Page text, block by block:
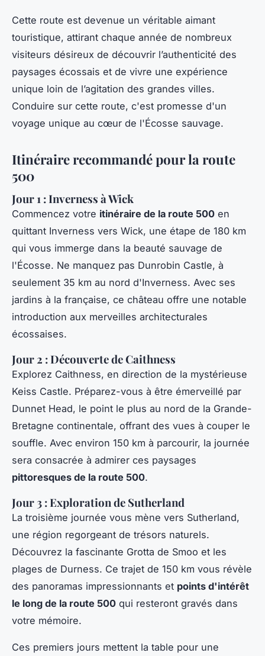
Cette route est devenue un véritable aimant
touristique, attirant chaque année de nombreux
visiteurs désireux de découvrir l’authenticité des
paysages écossais et de vivre une expérience
unique loin de l’agitation des grandes villes.
Conduire sur cette route, c'est promesse d'un
voyage unique au cœur de l'Écosse sauvage.
Itinéraire recommandé pour la route
500
Jour 1 : Inverness à Wick
Commencez votre itinéraire de la route 500 en
quittant Inverness vers Wick, une étape de 180 km
qui vous immerge dans la beauté sauvage de
l'Écosse. Ne manquez pas Dunrobin Castle, à
seulement 35 km au nord d'Inverness. Avec ses
jardins à la française, ce château offre une notable
introduction aux merveilles architecturales
écossaises.
Jour 2 : Découverte de Caithness
Explorez Caithness, en direction de la mystérieuse
Keiss Castle. Préparez-vous à être émerveillé par
Dunnet Head, le point le plus au nord de la Grande-
Bretagne continentale, offrant des vues à couper le
souffle. Avec environ 150 km à parcourir, la journée
sera consacrée à admirer ces paysages
pittoresques de la route 500.
Jour 3 : Exploration de Sutherland
La troisième journée vous mène vers Sutherland,
une région regorgeant de trésors naturels.
Découvrez la fascinante Grotta de Smoo et les
plages de Durness. Ce trajet de 150 km vous révèle
des panoramas impressionnants et points d'intérêt
le long de la route 500 qui resteront gravés dans
votre mémoire.
Ces premiers jours mettent la table pour une